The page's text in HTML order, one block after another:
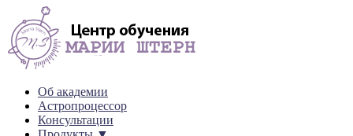
Об академии
Астропроцессор
Консультации